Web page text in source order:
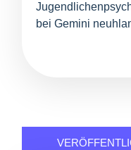
bei Gemini